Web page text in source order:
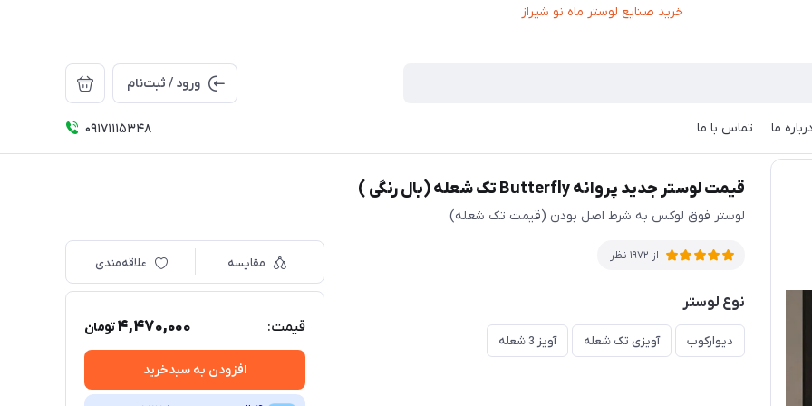
ورود / ثبت‌نام
درباره ما تماس با ما 09171115348
قیمت لوستر جدید پروانه Butterfly تک شعله (بال رنگی )
لوستر فوق لوکس به شرط اصل بودن (قیمت تک شعله)
از 1972 نظر
نوع لوستر
دیوارکوب آویزی تک شعله آویز 3 شعله
مقایسه علاقه‌مندی
قیمت: 4,470,000تومان
افزودن به سبدخرید